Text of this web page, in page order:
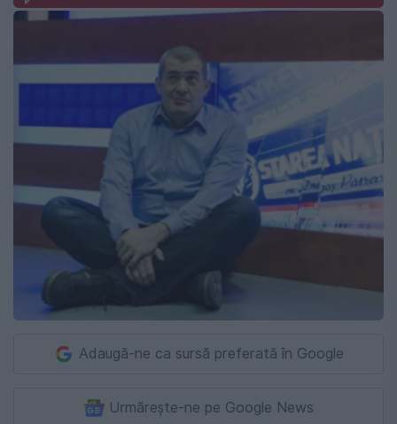
Adaugă-ne ca sursă preferată în Google
Urmărește-ne pe Google News